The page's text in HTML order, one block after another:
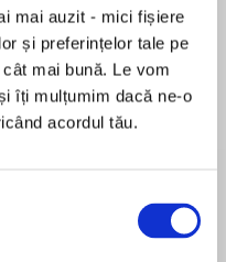
mai auzit - mici fișiere
și preferințelor tale pe
mai bună. Le vom
îți mulțumim dacă ne-o
acordul tău.
cross: Charlie